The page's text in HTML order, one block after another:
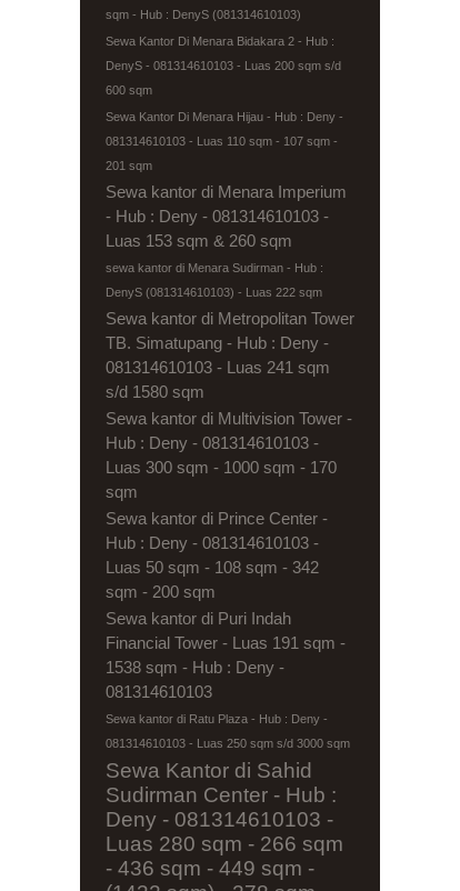
sqm - Hub : DenyS (081314610103)
Sewa Kantor Di Menara Bidakara 2 - Hub :
DenyS - 081314610103 - Luas 200 sqm s/d
600 sqm
Sewa Kantor Di Menara Hijau - Hub : Deny -
081314610103 - Luas 110 sqm - 107 sqm -
201 sqm
Sewa kantor di Menara Imperium
- Hub : Deny - 081314610103 -
Luas 153 sqm & 260 sqm
sewa kantor di Menara Sudirman - Hub :
DenyS (081314610103) - Luas 222 sqm
Sewa kantor di Metropolitan Tower
TB. Simatupang - Hub : Deny -
081314610103 - Luas 241 sqm
s/d 1580 sqm
Sewa kantor di Multivision Tower -
Hub : Deny - 081314610103 -
Luas 300 sqm - 1000 sqm - 170
sqm
Sewa kantor di Prince Center -
Hub : Deny - 081314610103 -
Luas 50 sqm - 108 sqm - 342
sqm - 200 sqm
Sewa kantor di Puri Indah
Financial Tower - Luas 191 sqm -
1538 sqm - Hub : Deny -
081314610103
Sewa kantor di Ratu Plaza - Hub : Deny -
081314610103 - Luas 250 sqm s/d 3000 sqm
Sewa Kantor di Sahid
Sudirman Center - Hub :
Deny - 081314610103 -
Luas 280 sqm - 266 sqm
- 436 sqm - 449 sqm -